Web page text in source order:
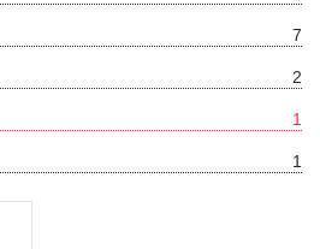
7
2
1
1